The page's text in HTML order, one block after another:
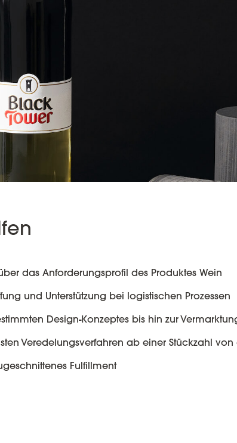
das Anforderungsprofil des Produktes Wein
und Unterstützung bei logistischen Prozessen
Design-Konzeptes bis hin zur
Veredelungsverfahren ab einer Stückzahl von
Fulfillment